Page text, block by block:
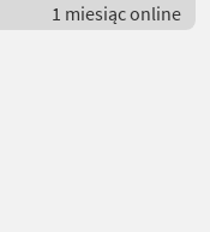
1 miesiąc online